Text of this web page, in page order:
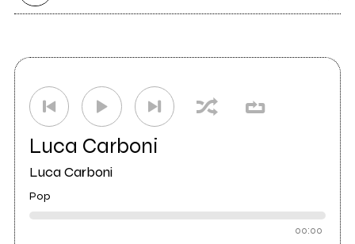
Luca Carboni
Luca Carboni
Pop
00:00